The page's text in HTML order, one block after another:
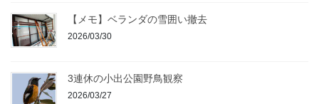
【メモ】ベランダの雪囲い撤去
2026/03/30
3連休の小出公園野鳥観察
2026/03/27